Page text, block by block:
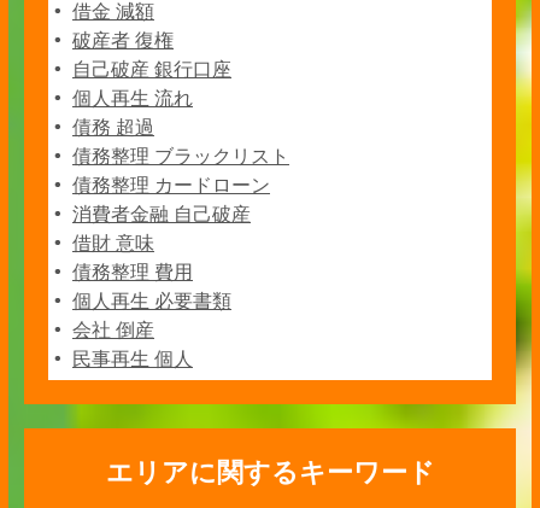
借金 減額
破産者 復権
自己破産 銀行口座
個人再生 流れ
債務 超過
債務整理 ブラックリスト
債務整理 カードローン
消費者金融 自己破産
借財 意味
債務整理 費用
個人再生 必要書類
会社 倒産
民事再生 個人
エリアに関するキーワード